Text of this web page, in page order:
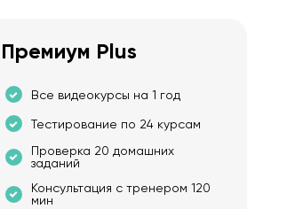
Премиум Plus
Все видеокурсы на 1 год
Тестирование по 24 курсам
Проверка 20 домашних
заданий
Консультация с тренером 120
мин